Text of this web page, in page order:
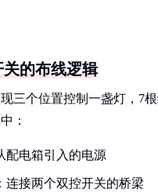
的布线逻辑
三个位置控制一盏灯，7
：
配电箱引入的电源
：连接两个双控开关的桥梁